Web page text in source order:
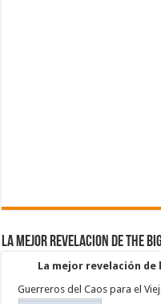
La mejor revelacion de The
La mejor revelación de
Guerreros del Caos para el